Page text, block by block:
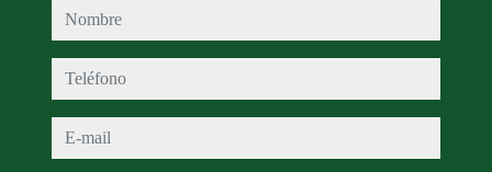
nombre
teléfono
e-mail